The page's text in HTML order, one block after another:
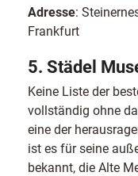
Adresse:
Frankfurt
5. Städel
Keine Liste der
vollständig ohne
eine der
ist es für seine
bekannt, die Alte